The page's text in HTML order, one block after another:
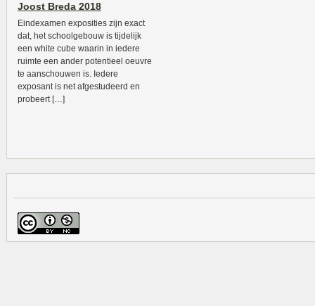
Joost Breda 2018
Eindexamen exposities zijn exact
dat, het schoolgebouw is tijdelijk
een white cube waarin in iedere
ruimte een ander potentieel oeuvre
te aanschouwen is. Iedere
exposant is net afgestudeerd en
probeert […]